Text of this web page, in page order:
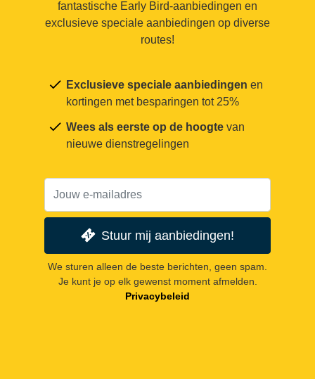
fantastische Early Bird-aanbiedingen en
exclusieve speciale aanbiedingen op diverse
routes!
Exclusieve speciale aanbiedingen en
kortingen met besparingen tot 25%
Wees als eerste op de hoogte van
nieuwe dienstregelingen
Stuur mij aanbiedingen!
We sturen alleen de beste berichten, geen spam.
Je kunt je op elk gewenst moment afmelden.
Privacybeleid